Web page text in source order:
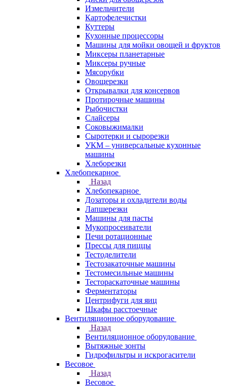
Измельчители
Картофелечистки
Куттеры
Кухонные процессоры
Машины для мойки овощей и фруктов
Миксеры планетарные
Миксеры ручные
Мясорубки
Овощерезки
Открывалки для консервов
Протирочные машины
Рыбочистки
Слайсеры
Соковыжималки
Сыротерки и сырорезки
УКМ – универсальные кухонные
машины
Хлеборезки
Хлебопекарное
Назад
Хлебопекарное
Дозаторы и охладители воды
Лапшерезки
Машины для пасты
Мукопросеиватели
Печи ротационные
Прессы для пиццы
Тестоделители
Тестозакаточные машины
Тестомесильные машины
Тестораскаточные машины
Ферментаторы
Центрифуги для яиц
Шкафы расстоечные
Вентиляционное оборудование
Назад
Вентиляционное оборудование
Вытяжные зонты
Гидрофильтры и искрогасители
Весовое
Назад
Весовое